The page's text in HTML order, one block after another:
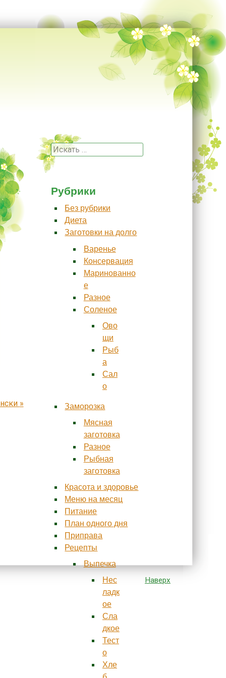
»
Поиск
Рубрики
Без рубрики
Диета
Заготовки на долго
Варенье
Консервация
Маринованно
е
Разное
Соленое
Ово
щи
Рыб
а
Сал
о
Заморозка
Мясная
заготовка
Разное
Рыбная
заготовка
Красота и здоровье
Меню на месяц
Питание
План одного дня
Приправа
Рецепты
Выпечка
Нес
ладк
ое
Сла
дкое
Тест
о
Хле
Наверх